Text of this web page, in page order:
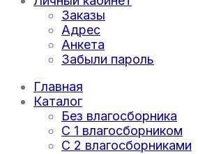
Заказы
Адрес
Анкета
Забыли пароль
Главная
Каталог
Без влагосборника
С 1 влагосборником
С 2 влагосборниками